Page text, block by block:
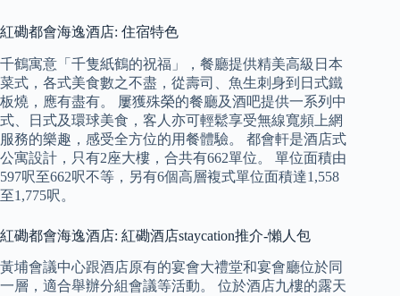
紅磡都會海逸酒店: 住宿特色
千鶴寓意「千隻紙鶴的祝福」，餐廳提供精美高級日本
菜式，各式美食數之不盡，從壽司、魚生刺身到日式鐵
板燒，應有盡有。 屢獲殊榮的餐廳及酒吧提供一系列中
式、日式及環球美食，客人亦可輕鬆享受無線寬頻上網
服務的樂趣，感受全方位的用餐體驗。 都會軒是酒店式
公寓設計，只有2座大樓，合共有662單位。 單位面積由
597呎至662呎不等，另有6個高層複式單位面積達1,558
至1,775呎。
紅磡都會海逸酒店: 紅磡酒店staycation推介-懶人包
黃埔會議中心跟酒店原有的宴會大禮堂和宴會廳位於同
一層，適合舉辦分組會議等活動。 位於酒店九樓的露天